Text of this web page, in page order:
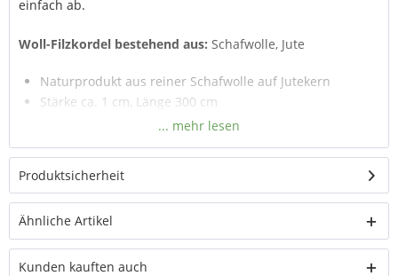
einfach ab.
Woll-Filzkordel bestehend aus: Schafwolle, Jute
Naturprodukt aus reiner Schafwolle auf Jutekern
Stärke ca. 1 cm, Länge 300 cm
für trendige Bastel- und Deko-Ideen
Dekoband für Gestecke, Türkränze, Tischdeko
Produktsicherheit
Ähnliche Artikel
Kunden kauften auch